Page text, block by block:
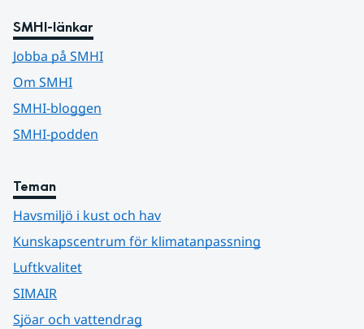
SMHI-länkar
Jobba på SMHI
Om SMHI
SMHI-bloggen
SMHI-podden
Teman
Havsmiljö i kust och hav
Kunskapscentrum för klimatanpassning
Luftkvalitet
SIMAIR
Sjöar och vattendrag